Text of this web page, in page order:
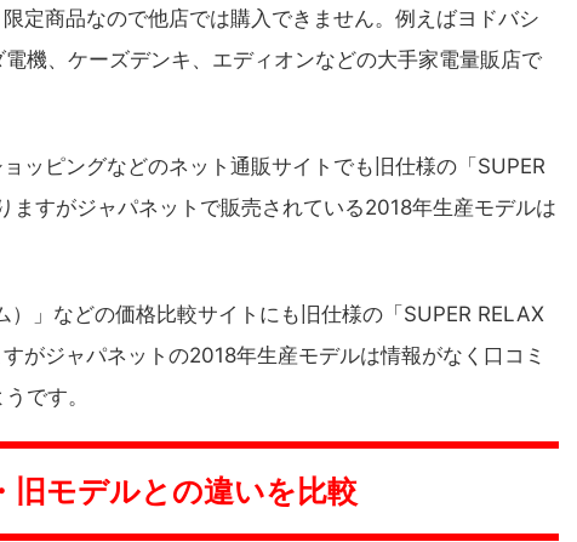
定商品なので他店では購入できません。例えばヨドバシ
機、ケーズデンキ、エディオンなどの大手家電量販店で
ッピングなどのネット通販サイトでも旧仕様の「SUPER
ますがジャパネットで販売されている2018年生産モデルは
」などの価格比較サイトにも旧仕様の「SUPER RELAX
がジャパネットの2018年生産モデルは情報がなく口コミ
です。
旧モデルとの違いを比較